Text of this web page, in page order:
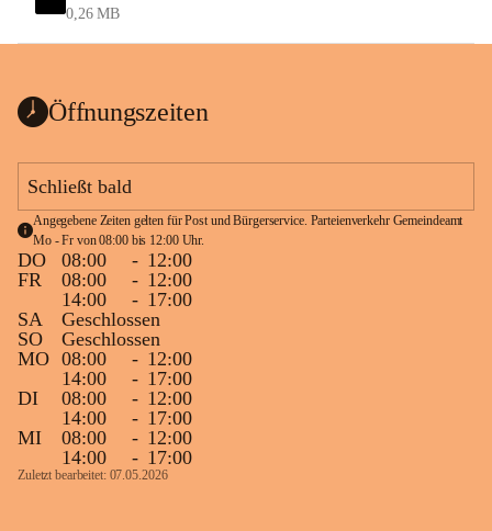
0,26 MB
Öffnungszeiten
Schließt bald
Angegebene Zeiten gelten für Post und Bürgerservice. Parteienverkehr Gemeindeamt
Mo - Fr von 08:00 bis 12:00 Uhr.
DO 08:00 - 12:00
FR
08:00 - 12:00
14:00
- 17:00
SA
Geschlossen
SO
Geschlossen
MO 08:00 - 12:00
14:00
- 17:00
DI
08:00 - 12:00
14:00
- 17:00
MI
08:00 - 12:00
14:00
- 17:00
Zuletzt bearbeitet: 07.05.2026